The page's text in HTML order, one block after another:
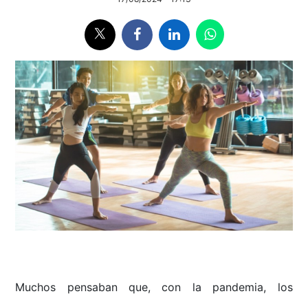
Muchos pensaban que, con la pandemia, los